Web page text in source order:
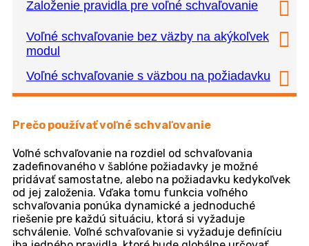
Spoznajte nás
Referencie
Začať zadarmo
Pripravujeme pre Vás novú dokumentáciu, aktuálny
stav nájdetetu